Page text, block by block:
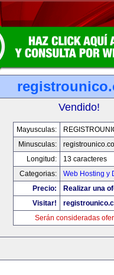
Vendido!
Mayusculas:
Minusculas:
Longitud:
13 caracteres
Categorias:
Web Hosting y
Precio:
Realizar una
Visitar!
Serán consideradas